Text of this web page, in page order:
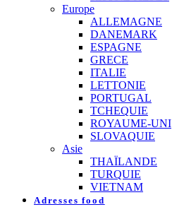
Europe
ALLEMAGNE
DANEMARK
ESPAGNE
GRECE
ITALIE
LETTONIE
PORTUGAL
TCHEQUIE
ROYAUME-UNI
SLOVAQUIE
Asie
THAÏLANDE
TURQUIE
VIETNAM
Adresses food